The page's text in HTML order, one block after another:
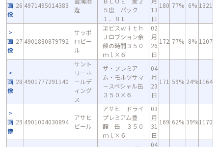
画
像
26 4971495014383
造
５度 パック
１．８Ｌ
13
日
180 77% 6% 1321
画
像
27 4901880879792
サッポ
ロビー
ル
ヱビスｗｉｔｈ
Ｊロブション余
韻の時間３５０
ｍｌ×６
02
月
26
日
172 77% 8% 1207
画
像
28 4901777291140
サント
リーホ
ールデ
ィング
ス
ザ・プレミア
ム・モルツサマ
－スペシャル缶
３５０×６
04
月
23
日
171 59% 24%1164
画
像
29 4901004030894
アサヒ
ビール
アサヒ ドライ
プレミアム豊
醸 缶 ３５０
ｍｌ×６
03
月
31
日
169 62% 39%1170
04